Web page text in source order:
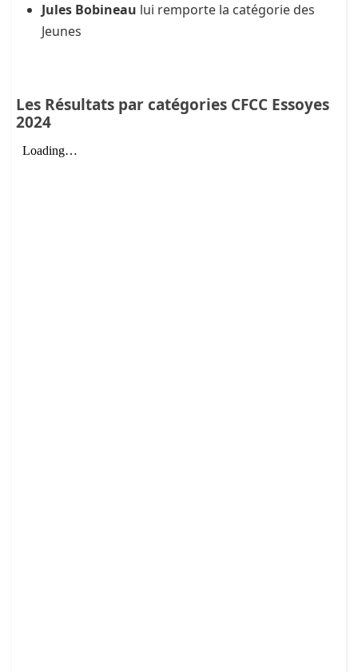
Jules Bobineau lui remporte la catégorie des
Jeunes
Les Résultats par catégories CFCC Essoyes
2024